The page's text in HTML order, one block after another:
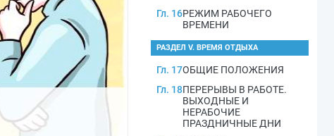
Гл. 16РЕЖИМ РАБОЧЕГО
ВРЕМЕНИ
РАЗДЕЛ V. ВРЕМЯ ОТДЫХА
Гл. 17ОБЩИЕ ПОЛОЖЕНИЯ
Гл. 18ПЕРЕРЫВЫ В РАБОТЕ.
ВЫХОДНЫЕ И
НЕРАБОЧИЕ
ПРАЗДНИЧНЫЕ ДНИ